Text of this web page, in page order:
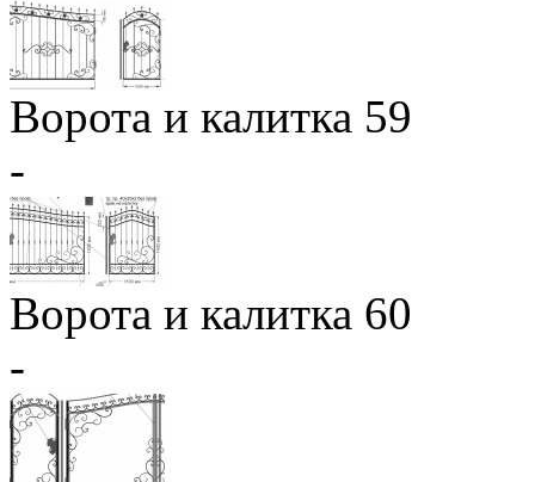
Ворота и калитка 59
-
Ворота и калитка 60
-